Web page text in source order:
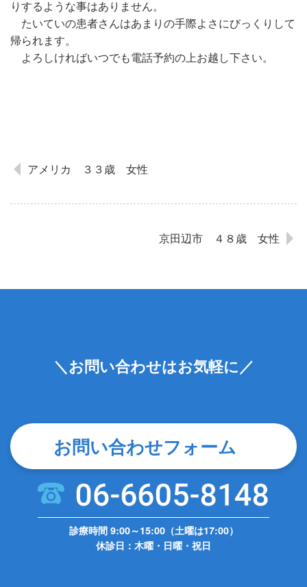
りするような事はありません。
たいていの患者さんはあまりの手際よさにびっくりして
帰られます。
よろしければいつでも電話予約の上お越し下さい。
アメリカ ３３歳 女性
京田辺市 ４８歳 女性
＼お問い合わせはお気軽に／
お問い合わせフォーム
診療時間 9:00～15:00（土曜は17:00）
休診日：木曜・日曜・祝日